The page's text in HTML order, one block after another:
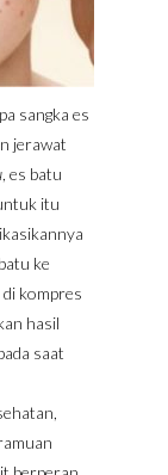
sangka es
jerawat
, es batu
itu
ke
kompres
hasil
saat